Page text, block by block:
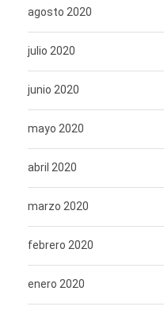
agosto 2020
julio 2020
junio 2020
mayo 2020
abril 2020
marzo 2020
febrero 2020
enero 2020